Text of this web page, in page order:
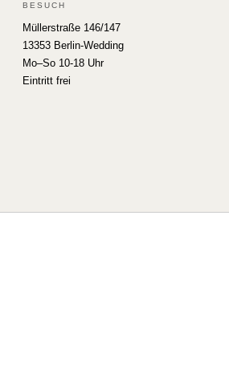
BESUCH
Müllerstraße 146/147
13353 Berlin-Wedding
Mo–So 10-18 Uhr
Eintritt frei